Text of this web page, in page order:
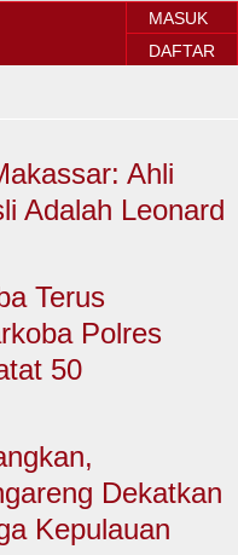
MASUK
DAFTAR
Sorot Makassar
Sorot Nasional
EKONOMI
HUKUM & KRIMINAL
Ahli
Adalah Leonard
Terus
Polres
50
Dekatkan
Kepulauan